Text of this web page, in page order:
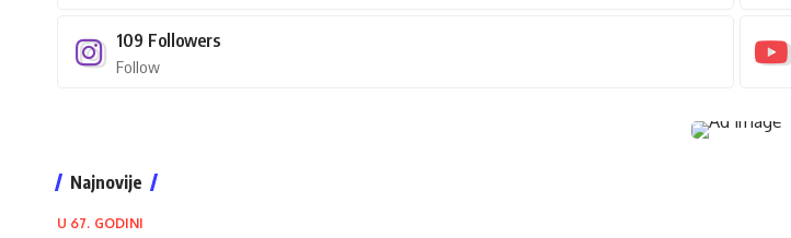
109 Followers
Follow
Najnovije
U 67. GODINI